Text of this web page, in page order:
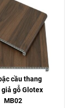
cầu thang
gỗ Glotex
MB02